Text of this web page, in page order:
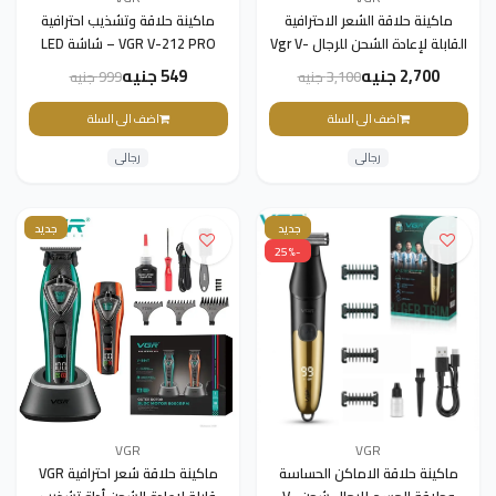
ماكينة حلاقة الشعر الاحترافية
القابلة لإعادة الشحن للرجال Vgr V-
857C بسرعة 9000 دورة في
الدقيقة 2,700 جنيه 3,100 جنيه
اضف الى السلة
رجالى
ماكينة حلاقة وتشذيب احترافية
VGR V-212 PRO – شاشة LED
رقمية
549 جنيه 999 جنيه
اضف الى السلة
رجالى
جديد
-25%
VGR
ماكينة حلاقة الاماكن الحساسة
جديد
VGR
ماكينة حلاقة شعر احترافية VGR